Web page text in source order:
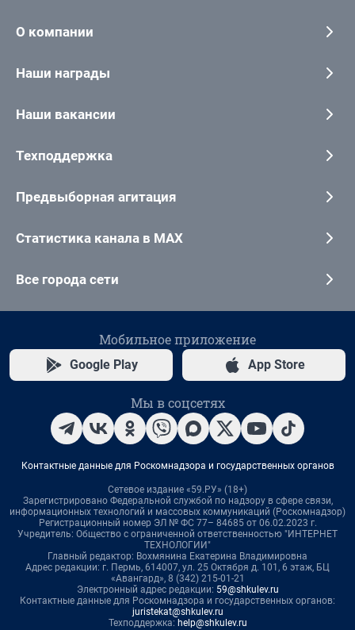
О компании
Наши награды
Наши вакансии
Техподдержка
Предвыборная агитация
Статистика канала в MAX
Все города сети
Мобильное приложение
Google Play App Store
Мы в соцсетях
Контактные данные для Роскомнадзора и государственных органов
Сетевое издание «59.РУ» (18+)
Зарегистрировано Федеральной службой по надзору в сфере связи,
информационных технологий и массовых коммуникаций (Роскомнадзор)
Регистрационный номер ЭЛ № ФС 77– 84685 от 06.02.2023 г.
Учредитель: Общество с ограниченной ответственностью "ИНТЕРНЕТ
ТЕХНОЛОГИИ"
Главный редактор: Вохмянина Екатерина Владимировна
Адрес редакции: г. Пермь, 614007, ул. 25 Октября д. 101, 6 этаж, БЦ
«Авангард», 8 (342) 215-01-21
Электронный адрес редакции: 59@shkulev.ru
Контактные данные для Роскомнадзора и государственных органов:
juristekat@shkulev.ru
Техподдержка: help@shkulev.ru